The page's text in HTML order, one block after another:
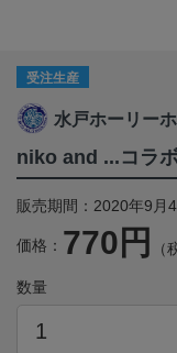
受注生産
水戸ホーリー
niko and ...コラ
販売期間：2020年9月
価格： 770円 （
数量